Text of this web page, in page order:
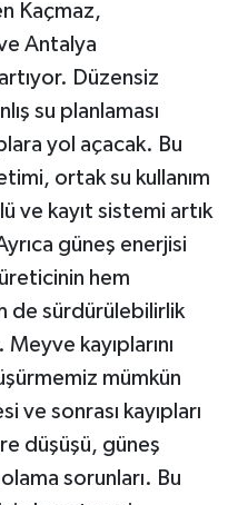
Kaçmaz,
Antalya
Düzensiz
su planlaması
yol açacak. Bu
ortak su kullanım
ve kayıt sistemi artık
güneş enerjisi
hem
de sürdürülebilirlik
kayıplarını
mümkün
ve sonrası kayıpları
düşüşü, güneş
sorunları. Bu